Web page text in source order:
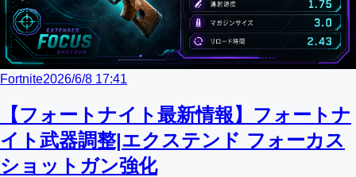
Fortnite2026/6/8 17:41
【フォートナイト最新情報】フォートナ
イト武器調整|エクステンド フォーカス
ショットガン強化